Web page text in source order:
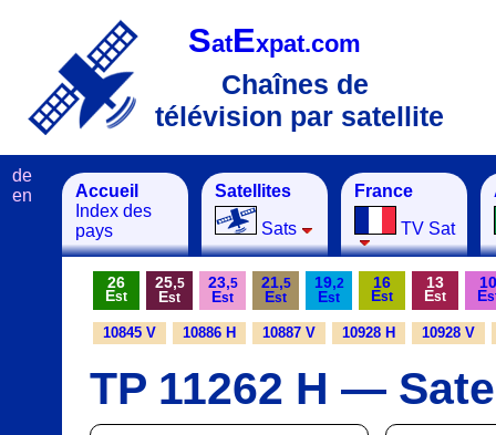
SatExpat.com
Chaînes de
télévision par satellite
Accueil
Index des
pays
Satellites
Sats
France
TV Sat
de
en
26
Est
25,5
Est
23,5
Est
21,5
Est
19,2
Est
16
Est
13
Est
10
E
10845 V 10886 H 10887 V 10928 H 10928 V
TP 11262 H —